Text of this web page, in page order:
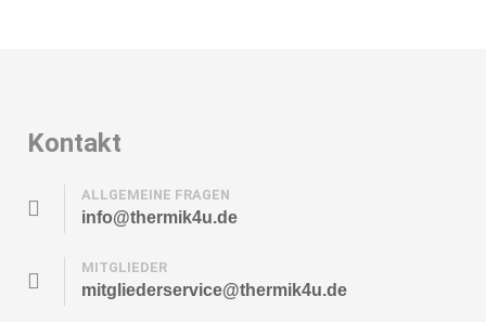
Kontakt
ALLGEMEINE FRAGEN
info@thermik4u.de
MITGLIEDER
mitgliederservice@thermik4u.de